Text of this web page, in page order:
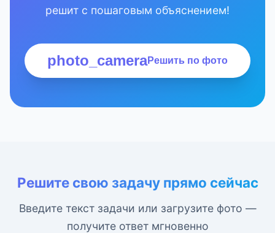
решит с пошаговым объяснением!
photo_cameraРешить по фото
Решите свою задачу прямо сейчас
Введите текст задачи или загрузите фото —
получите ответ мгновенно